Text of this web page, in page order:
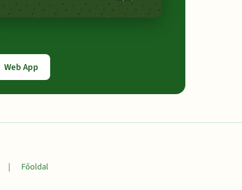
Web App
| Főoldal